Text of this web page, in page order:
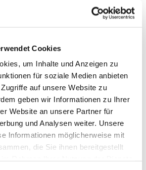
Cookies
um Inhalte und Anzeigen zu
für soziale Medien anbieten
auf unsere Website zu
geben wir Informationen zu Ihrer
Website an unsere Partner für
und Analysen weiter. Unsere
Informationen möglicherweise mit
die Sie ihnen bereitgestellt
getrocknete Karotten, getrocknete
Hagebutte, getrockneter Apfel, getrocknete
Pfefferminze, Thymian), Calciumcarbonat,
Vitamine / kg: Vitamin A (E672) 10.470 IE,
Vitamin E (E307) 53 mg, Vitamin C 10 mg.
/ kg: Eisen (E1) 26,25 mg, Kupfer (E4)
Mangan (E5) 10,5 mg, Jod (E2) 1,39 mg, Selen
mg. Technologische Zusätze: Sepiolith (E562)
und Antioxidantien
- Rohprotein: 10,6%